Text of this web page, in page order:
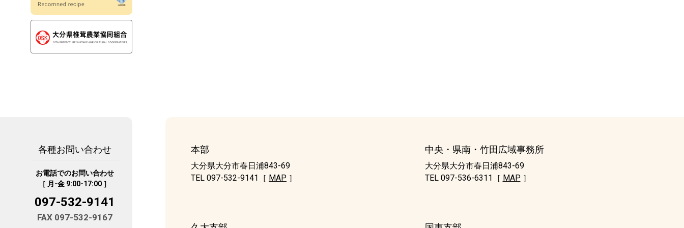
各種お問い合わせ
お電話でのお問い合わせ
［ 月-金 9:00-17:00 ］
097-532-9141
FAX 097-532-9167
本部
大分県大分市春日浦843-69
TEL 097-532-9141［ MAP ］
中央・県南・竹田広域事務所
大分県大分市春日浦843-69
TEL 097-536-6311［ MAP ］